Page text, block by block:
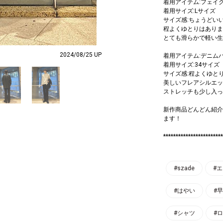
2024/08/25 UP
着用アイテム:フェイ
着用サイズ:Lサイズ
サイズ感:ちょうどい
程よくゆとりはあり
とても滑らかで軽い
着用アイテム:デニム
着用サイズ:34サイズ
サイズ感:程よくゆと
美しいフレアシルエ
ストレッチも少し入
新作商品どんどん紹
ます！
#szade #
#はやい #
#シャツ #